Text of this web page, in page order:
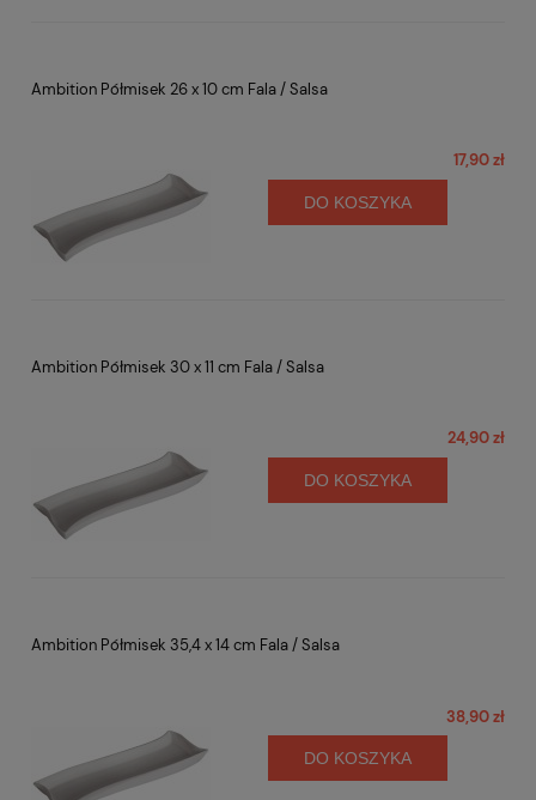
Ambition Półmisek 26 x 10 cm Fala / Salsa
17,90 zł
DO KOSZYKA
Ambition Półmisek 30 x 11 cm Fala / Salsa
24,90 zł
DO KOSZYKA
Ambition Półmisek 35,4 x 14 cm Fala / Salsa
38,90 zł
DO KOSZYKA